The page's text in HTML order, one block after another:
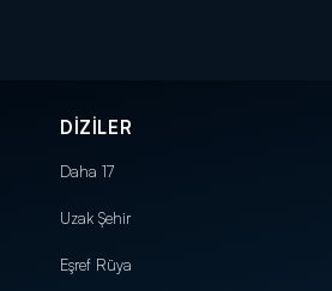
DİZİLER
Daha 17
Uzak Şehir
Eşref Rüya